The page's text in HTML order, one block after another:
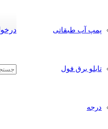
پمپ آب طبقاتی
تابلو برق فول
درجه